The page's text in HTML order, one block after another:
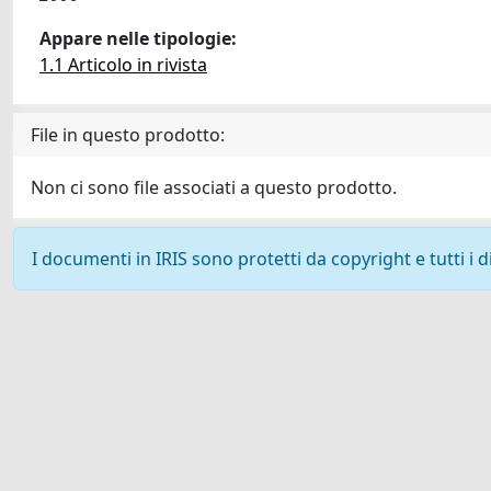
Appare nelle tipologie:
1.1 Articolo in rivista
File in questo prodotto:
Non ci sono file associati a questo prodotto.
I documenti in IRIS sono protetti da copyright e tutti i